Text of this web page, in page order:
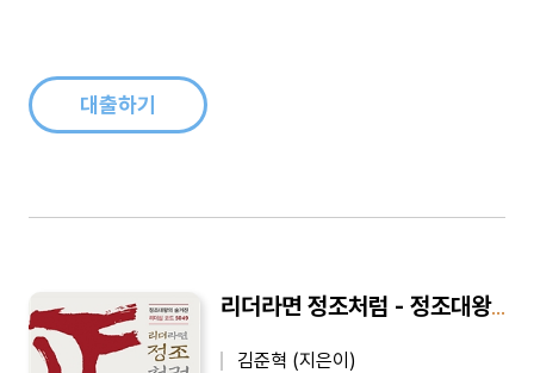
대출하기
리더라면 정조처럼 - 정조대왕의 숨겨진 리더십 코드 5049
김준혁 (지은이)